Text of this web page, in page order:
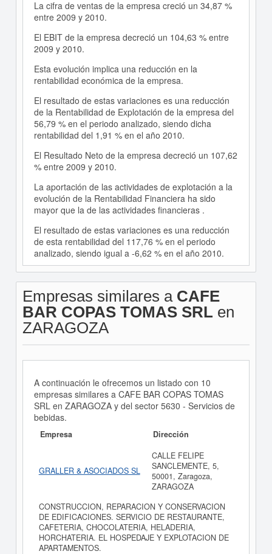
La cifra de ventas de la empresa creció un 34,87 %
entre 2009 y 2010.
El EBIT de la empresa decreció un 104,63 % entre
2009 y 2010.
Esta evolución implica una reducción en la
rentabilidad económica de la empresa.
El resultado de estas variaciones es una reducción
de la Rentabilidad de Explotación de la empresa del
56,79 % en el periodo analizado, siendo dicha
rentabilidad del 1,91 % en el año 2010.
El Resultado Neto de la empresa decreció un 107,62
% entre 2009 y 2010.
La aportación de las actividades de explotación a la
evolución de la Rentabilidad Financiera ha sido
mayor que la de las actividades financieras .
El resultado de estas variaciones es una reducción
de esta rentabilidad del 117,76 % en el periodo
analizado, siendo igual a -6,62 % en el año 2010.
Empresas similares a CAFE
BAR COPAS TOMAS SRL en
ZARAGOZA
A continuación le ofrecemos un listado con 10
empresas similares a CAFE BAR COPAS TOMAS
SRL en ZARAGOZA y del sector 5630 - Servicios de
bebidas.
Empresa Dirección
GRALLER & ASOCIADOS SL
CALLE FELIPE
SANCLEMENTE, 5,
50001, Zaragoza,
ZARAGOZA
CONSTRUCCION, REPARACION Y CONSERVACION
DE EDIFICACIONES. SERVICIO DE RESTAURANTE,
CAFETERIA, CHOCOLATERIA, HELADERIA,
HORCHATERIA. EL HOSPEDAJE Y EXPLOTACION DE
APARTAMENTOS.